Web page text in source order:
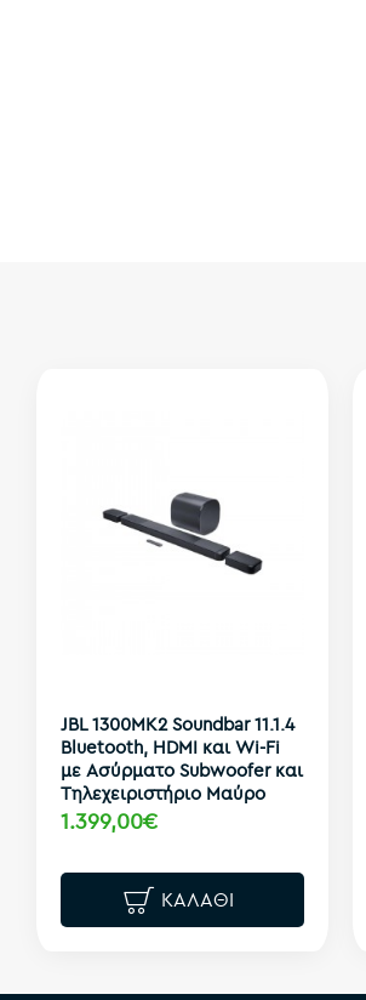
JBL 1300ΜK2 Soundbar 11.1.4
Bluetooth, HDMI και Wi-Fi
με Ασύρματο Subwoofer και
Τηλεχειριστήριο Μαύρο
1.399,00€
ΚΑΛΆΘΙ